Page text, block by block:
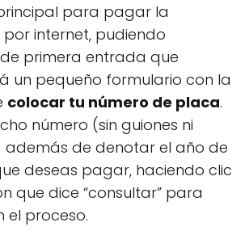
para pagar la
por internet, pudiendo
primera entrada que
un pequeño formulario con la
colocar tu número de placa.
número (sin guiones ni
además de denotar el año de
deseas pagar, haciendo clic
que dice “consultar” para
el proceso.